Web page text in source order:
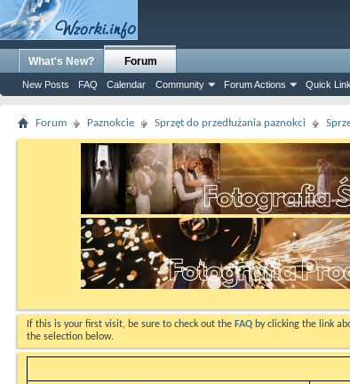
What's New? Forum
New Posts FAQ Calendar Community Forum Actions Quick
Forum Paznokcie Sprzęt do przedłużania paznokci
If this is your first visit, be sure to check out the FAQ by clicking the link
the selection below.